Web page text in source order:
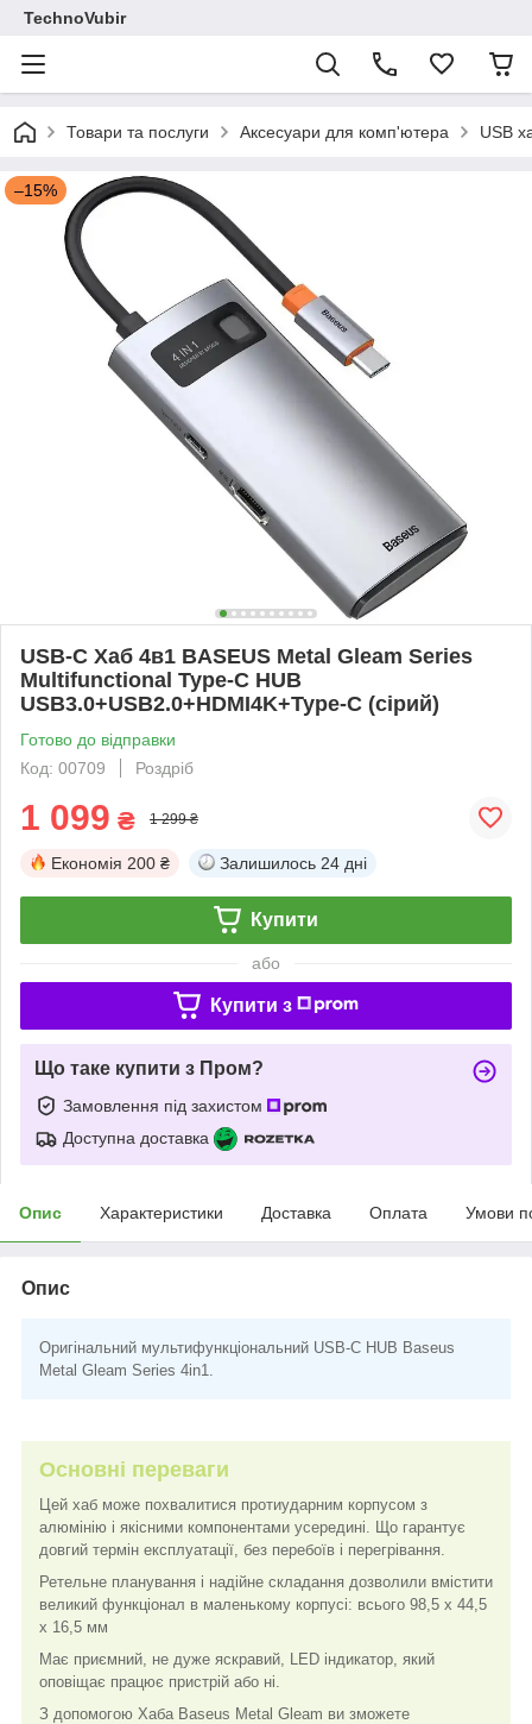
TechnoVubir
Товари та послуги Аксесуари для комп'ютера USB
–15%
USB-C Хаб 4в1 BASEUS Metal Gleam Series
Multifunctional Type-C HUB
USB3.0+USB2.0+HDMI4K+Type-C (сірий)
Готово до відправки
Код: 00709
Роздріб
1 099 ₴ 1 299 ₴
Економія 200 ₴ Залишилось 24 дні
Купити
або
Купити з
Що таке купити з Пром?
Замовлення під захистом
Доступна доставка
Опис Характеристики Доставка Оплата Умови
Опис
Оригінальний мультифункціональний USB-C HUB Baseus
Metal Gleam Series 4in1.
Основні переваги
Цей хаб може похвалитися протиударним корпусом з
алюмінію і якісними компонентами усередині. Що гарантує
довгий термін експлуатації, без перебоїв і перегрівання.
Ретельне планування і надійне складання дозволили вмістити
великий функціонал в маленькому корпусі: всього 98,5 х 44,5
х 16,5 мм
Має приємний, не дуже яскравий, LED індикатор, який
оповіщає працює пристрій або ні.
З допомогою Хаба Baseus Metal Gleam ви зможете